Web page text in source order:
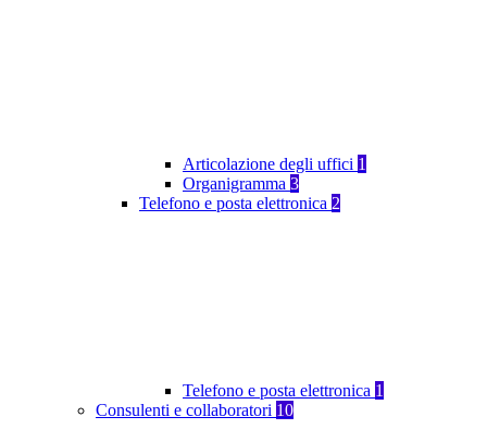
Articolazione degli uffici 1
Organigramma 3
Telefono e posta elettronica 2
Telefono e posta elettronica 1
Consulenti e collaboratori 10